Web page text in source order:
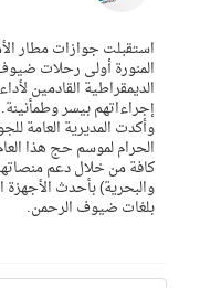
استقبلت جوازات مطار
المنورة أولى رحلات
إجراءاتهم بيسر وطمأنينة.
وأكدت المديرية العامة
الحرام لموسم حج هذا
كافة من خلال دعم منصاتها
والبحرية) بأحدث الأجهزة
بلغات ضيوف الرحمن.